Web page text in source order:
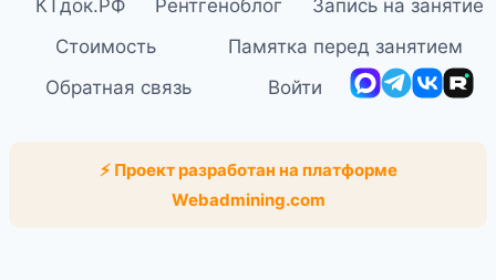
КТдок.РФ Рентгеноблог
Запись на занятие
Стоимость
Памятка перед занятием
Обратная связь
Войти MAXTelegram
⚡ Проект разработан на платформе
Webadmining.com